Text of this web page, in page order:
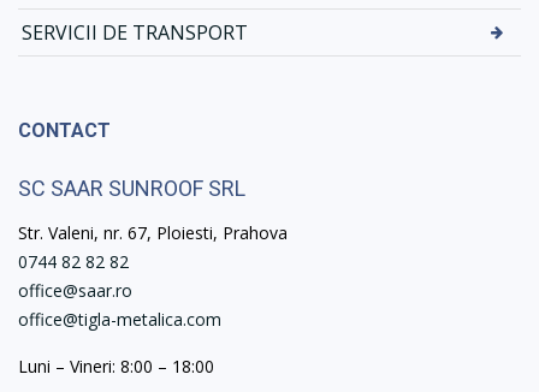
SERVICII DE TRANSPORT
CONTACT
SC SAAR SUNROOF SRL
Str. Valeni, nr. 67, Ploiesti, Prahova
0744 82 82 82
office@saar.ro
office@tigla-metalica.com
Luni – Vineri: 8:00 – 18:00